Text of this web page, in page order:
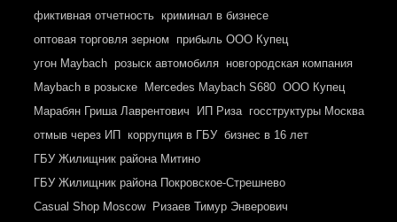
фиктивная отчетность криминал в бизнесе
оптовая торговля зерном
прибыль ООО Купец
угон Maybach розыск автомобиля
новгородская компания
Maybach в розыске
Mercedes Maybach S680 ООО Купец
Марабян Гриша Лаврентович
ИП Риза
госструктуры Москва
отмыв через ИП
коррупция в ГБУ бизнес в 16 лет
ГБУ Жилищник района Митино
ГБУ Жилищник района Покровское-Стрешнево
Casual Shop Moscow
Ризаев Тимур Энверович